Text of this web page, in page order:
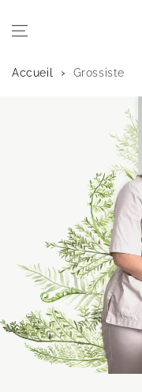
contenu
Accueil Grossiste